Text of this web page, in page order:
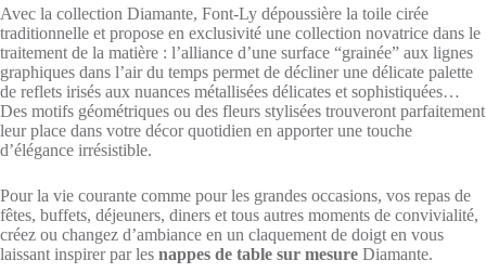
Avec la collection Diamante, Font-Ly dépoussière la toile cirée
traditionnelle et propose en exclusivité une collection novatrice dans le
traitement de la matière : l’alliance d’une surface “grainée” aux lignes
graphiques dans l’air du temps permet de décliner une délicate palette
de reflets irisés aux nuances métallisées délicates et sophistiquées…
Des motifs géométriques ou des fleurs stylisées trouveront parfaitement
leur place dans votre décor quotidien en apporter une touche
d’élégance irrésistible.
Pour la vie courante comme pour les grandes occasions, vos repas de
fêtes, buffets, déjeuners, diners et tous autres moments de convivialité,
créez ou changez d’ambiance en un claquement de doigt en vous
laissant inspirer par les nappes de table sur mesure Diamante.